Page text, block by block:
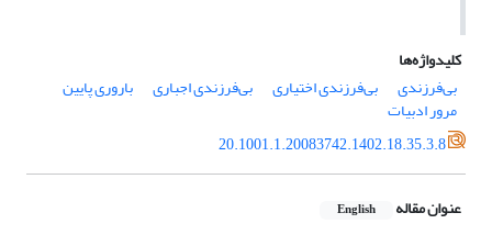
کلیدواژه‌ها
بی‌فرزندی
بی‌فرزندی اختیاری بی‌فرزندی اجباری باروری پایین
مرور ادبیات
20.1001.1.20083742.1402.18.35.3.8
عنوان مقاله English